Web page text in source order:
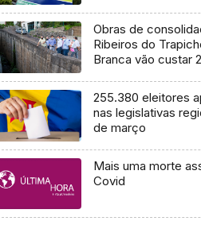
Obras de
Ribeiros do
Branca vão custar
255.380 eleitores
nas legislativas
de março
Mais uma morte
Covid